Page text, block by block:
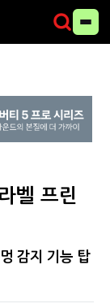
벨 프린
감지 기능 탑